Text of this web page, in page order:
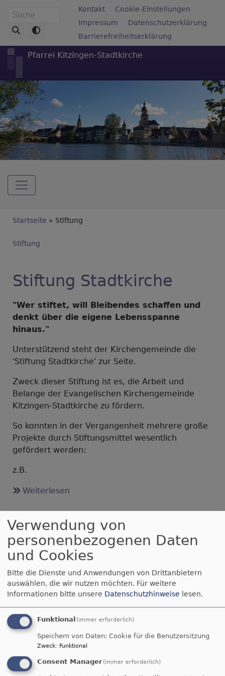
zum
Inhalt
Suche Fußbereichsmenü
Kontakt
Cookie-Einstellungen
Impressum
Datenschutzerklärung
Barrierefreiheitserklärung
Pfarrei Kitzingen-Stadtkirche
Hauptnavigation
Breadcrumb
Startseite Stiftung
Stiftung
Stiftung Stadtkirche
"Wer stiftet, will Bleibendes schaffen und
denkt über die eigene Lebensspanne
hinaus."
Unterstützend steht der Kirchengemeinde die
'Stiftung Stadtkirche' zur Seite.
Zweck dieser Stiftung ist es, die Arbeit und
Belange der Evangelischen Kirchengemeinde
Kitzingen-Stadtkirche zu fördern.
So konnten in der Vergangenheit mehrere große
Projekte durch Stiftungsmittel wesentlich
gefördert werden:
z.B.
Weiterlesen
Der HERR hat seinen Thron im Himmel
errichtet, und sein Reich herrscht über alles.
Psalm 103,19
Wenn der Menschensohn kommen wird in
seiner Herrlichkeit und alle Engel mit ihm,
dann wird er sich setzen auf den Thron seiner
Herrlichkeit, und alle Völker werden vor ihm
Verwendung von
personenbezogenen Daten
und Cookies
Bitte die Dienste und Anwendungen von Drittanbietern
auswählen, die wir nutzen möchten. Für weitere
Informationen bitte unsere Datenschutzhinweise lesen.
Funktional (immer erforderlich)
Speichern von Daten: Cookie für die Benutzersitzung
Zweck: Funktional
Consent Manager (immer erforderlich)